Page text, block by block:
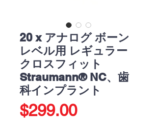
20 x アナログ ボーン
レベル用 レギュラー
クロスフィット
Straumann® NC、歯
科インプラント
$299.00価